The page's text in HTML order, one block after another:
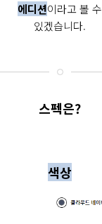
에디션이라고 볼 수
있겠습니다.
스펙은?
색상